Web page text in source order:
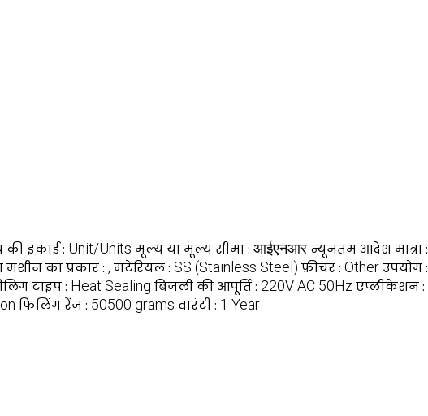
इकाई : Unit/Units मूल्य या मूल्य सीमा : आईएनआरन्यूनतम आदेश मात्रा :
का प्रकार : , मटेरियल : SS (Stainless Steel) फ़ीचर : Otherउपयोग :
टाइप : Heat Sealing बिजली की आपूर्ति : 220V AC 50Hzएप्लीकेशन :
फिलिंग रेंज : 50500 grams वारंटी : 1 Year